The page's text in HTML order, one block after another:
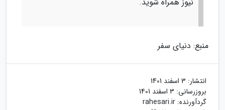
منبع: دنیای سفر
انتشار: 3 اسفند 1401
بروزرسانی: 3 اسفند 1401
گردآورنده: rahesari.ir